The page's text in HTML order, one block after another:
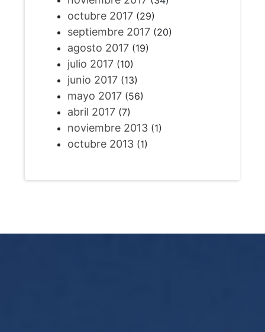
octubre 2017(29)
septiembre 2017(20)
agosto 2017(19)
julio 2017(10)
junio 2017(13)
mayo 2017(56)
abril 2017(7)
noviembre 2013(1)
octubre 2013(1)